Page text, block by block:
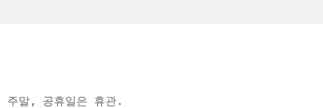
말, 공휴일은 휴관.